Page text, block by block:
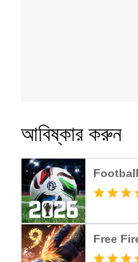
আবিষ্কার করুন
Free